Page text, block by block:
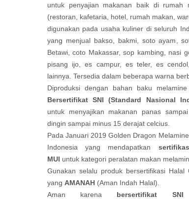
untuk penyajian makanan baik di rumah
(restoran, kafetaria, hotel, rumah makan,
digunakan pada usaha kuliner di seluruh
yang menjual bakso, bakmi, soto ayam,
Betawi, coto Makassar, sop kambing, nasi
pisang ijo, es campur, es teler, es
lainnya. Tersedia dalam beberapa warna
Diproduksi dengan bahan baku
Bersertifikat SNI (Standard Nasional
untuk menyajikan makanan panas
dingin sampai minus 15 derajat celcius.
Pada Januari 2019 Golden Dragon
Indonesia yang mendapatkan
MUI untuk kategori peralatan makan
Gunakan selalu produk bersertifikasi Halal
yang AMANAH (Aman Indah Halal).
Aman karena bersertifikat